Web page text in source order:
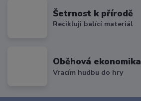
Šetrnost k přírodě
Recikluji balící materiál
Oběhová ekonomika
Vracím hudbu do hry